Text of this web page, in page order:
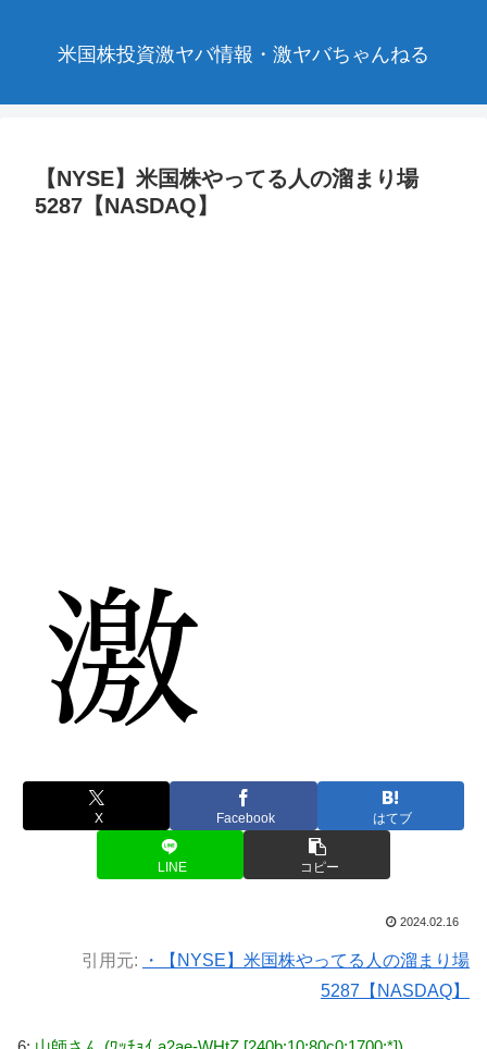
米国株投資激ヤバ情報・激ヤバちゃんねる
【NYSE】米国株やってる人の溜まり場
5287【NASDAQ】
X Facebook はてブ
LINE コピー
2024.02.16
引用元:
・【NYSE】米国株やってる人の溜まり場
5287【NASDAQ】